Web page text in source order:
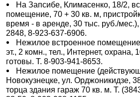
На Запсибе, Климасенко, 18/2,
помещение, 70 + 30 кв. м,
время - в аренде, 30 тыс. руб./
2848, 8-923-637-6906.
Нежилое встроенное
эт., 2 комн., тел., Интернет,
готовы. Т. 8-903-941-8653.
Нежилое помещение
Новокузнецке, ул. Орджоникидзе,
торца здания гараж 70 кв. м. Т.